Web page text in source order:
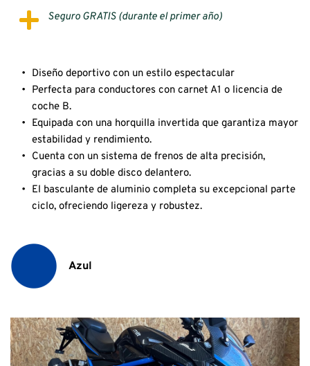
Seguro GRATIS (durante el primer año)
Diseño deportivo con un estilo espectacular
Perfecta para conductores con carnet A1 o licencia de
coche B.
Equipada con una horquilla invertida que garantiza mayor
estabilidad y rendimiento.
Cuenta con un sistema de frenos de alta precisión,
gracias a su doble disco delantero.
El basculante de aluminio completa su excepcional parte
ciclo, ofreciendo ligereza y robustez.
Azul